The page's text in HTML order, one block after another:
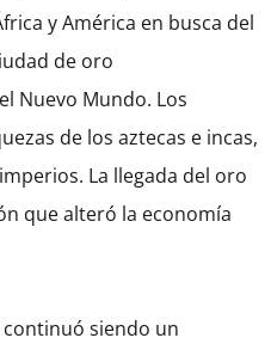
y América en busca del
de oro
Nuevo Mundo. Los
de los aztecas e incas,
La llegada del oro
que alteró la economía
siendo un